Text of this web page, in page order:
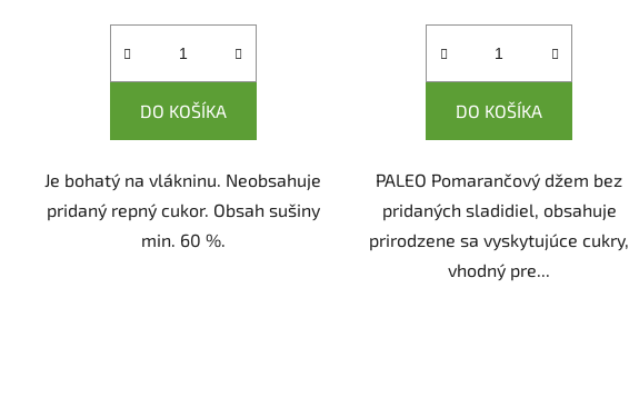
DO KOŠÍKA
Je bohatý na vlákninu. Neobsahuje
pridaný repný cukor. Obsah sušiny
min. 60 %.
DO KOŠÍKA
PALEO Pomarančový džem bez
pridaných sladidiel, obsahuje
prirodzene sa vyskytujúce cukry,
vhodný pre...